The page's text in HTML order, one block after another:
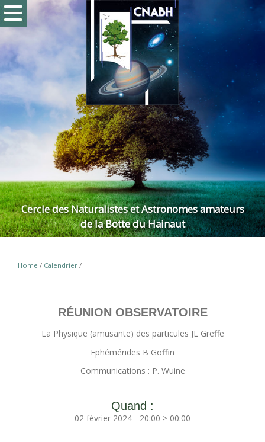
Cercle des Naturalistes et Astronomes amateurs
de la Botte du Hainaut
Home / Calendrier /
RÉUNION OBSERVATOIRE
La Physique (amusante) des particules JL Greffe
Ephémérides B Goffin
Communications : P. Wuine
Quand :
02 février 2024 - 20:00 > 00:00